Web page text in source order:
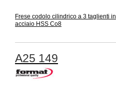
Frese codolo cilindrico a 3 taglienti in
acciaio HSS Co8
A25 149